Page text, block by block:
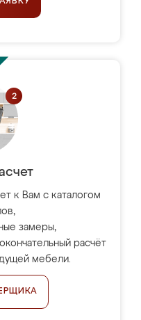
к Вам с каталогом
замеры,
расчёт
мебели.